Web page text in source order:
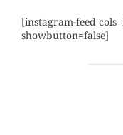
[instagram-feed
showbutton=false]